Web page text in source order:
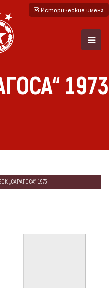
Исторические имена
1973
„САРАГОСА“ 1973